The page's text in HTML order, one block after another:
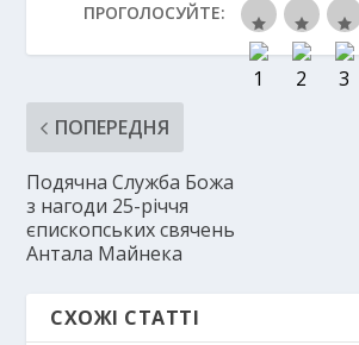
ПРОГОЛОСУЙТЕ:
ПОПЕРЕДНЯ
Подячна Служба Божа
з нагоди 25-річчя
єпископських свячень
Антала Майнека
СХОЖІ СТАТТІ